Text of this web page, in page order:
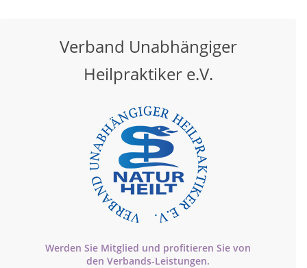
Verband Unabhängiger
Heilpraktiker e.V.
Werden Sie Mitglied und profitieren Sie von
den Verbands-Leistungen.